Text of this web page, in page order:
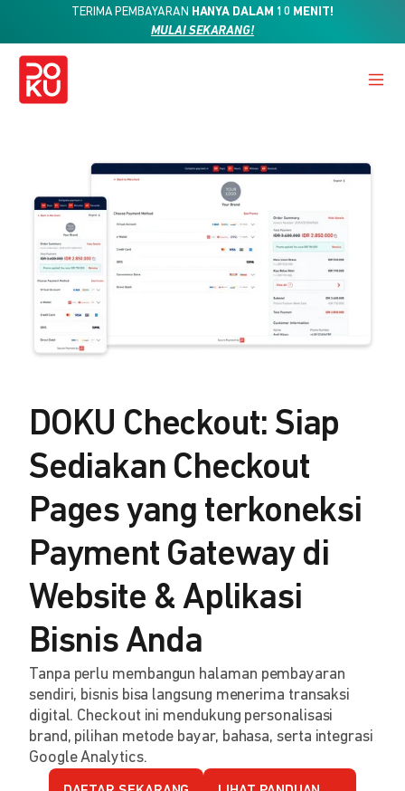
TERIMA PEMBAYARAN HANYA DALAM 10 MENIT!
MULAI SEKARANG!
DOKU Checkout: Siap
Sediakan Checkout
Pages yang terkoneksi
Payment Gateway di
Website & Aplikasi
Bisnis Anda
Tanpa perlu membangun halaman pembayaran
sendiri, bisnis bisa langsung menerima transaksi
digital. Checkout ini mendukung personalisasi
brand, pilihan metode bayar, bahasa, serta integrasi
Google Analytics.